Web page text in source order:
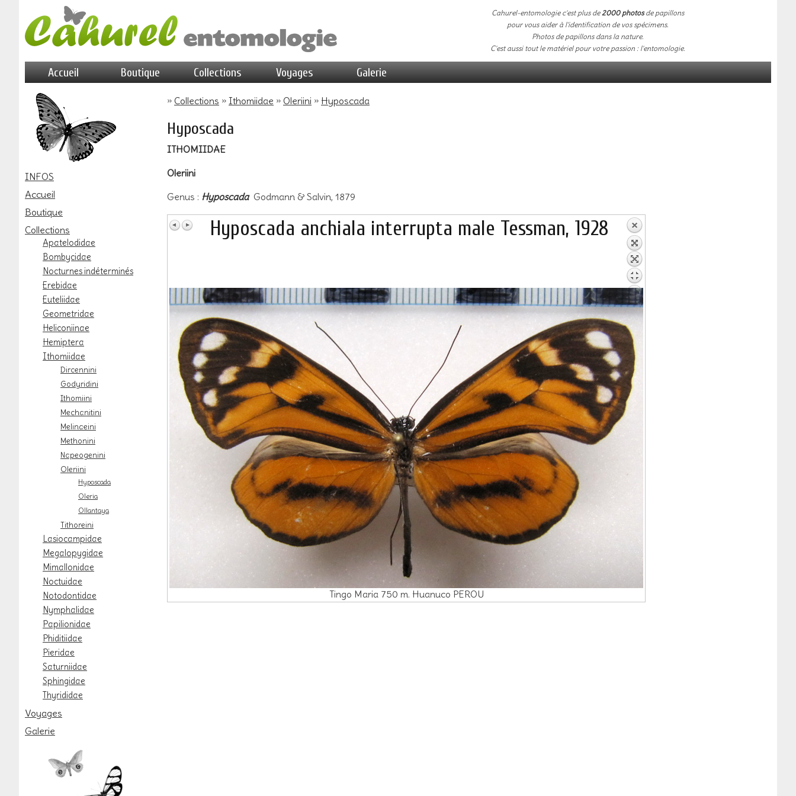
Cahurel-entomologie c'est plus de2000 photosde papillons
pour vous aider à l'identification de vos spécimens.
Photos de papillons dans la nature.
C'est aussi tout le matériel pour votre passion : l'entomologie.
Accueil Boutique Collections Voyages Galerie
INFOS
Accueil
Boutique
Collections
Apatelodidae
Bombycidae
Nocturnes indéterminés
Erebidae
Euteliidae
Geometridae
Heliconiinae
Hemiptera
Ithomiidae
Dircennini
Godyridini
Ithomiini
Mechanitini
Melinaeini
Methonini
Napeogenini
Oleriini
Hyposcada
Oleria
Ollantaya
Tithoreini
Lasiocampidae
Megalopygidae
Mimallonidae
Noctuidae
Notodontidae
Nymphalidae
Papilionidae
Phiditiidae
Pieridae
Saturniidae
Sphingidae
Thyrididae
Voyages
Galerie
» Collections » Ithomiidae » Oleriini » Hyposcada
Hyposcada
ITHOMIIDAE
Oleriini
Genus : Hyposcada Godmann & Salvin, 1879
Hyposcada anchiala interrupta male Tessman, 1928
Tingo Maria 750 m. Huanuco PEROU